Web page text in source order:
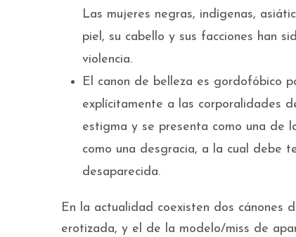
Las mujeres negras, indígenas,
piel, su cabello y sus facciones han
violencia.
El canon de belleza es gordofóbico
explícitamente a las corporalidades
estigma y se presenta como una de
como una desgracia, a la cual debe
desaparecida.
En la actualidad coexisten dos cánones
erotizada, y el de la modelo/miss de